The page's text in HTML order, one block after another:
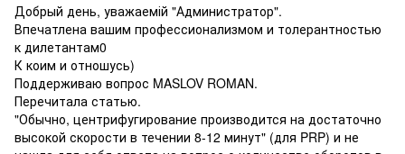
Добрый день, уважаемій "Администратор".
Впечатлена вашим профессионализмом и толерантностью
к дилетантам0
К коим и отношусь)
Поддерживаю вопрос MASLOV ROMAN.
Перечитала статью.
"Обычно, центрифугирование производится на достаточно
высокой скорости в течении 8-12 минут" (для PRP) и не